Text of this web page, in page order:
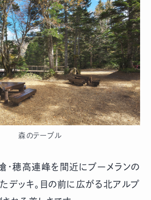
森のテーブル
槍・穂高連峰を間近にブーメランの
デッキ。目の前に広がる北アルプ